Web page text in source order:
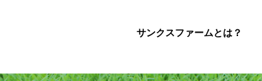
サンクスファームとは？